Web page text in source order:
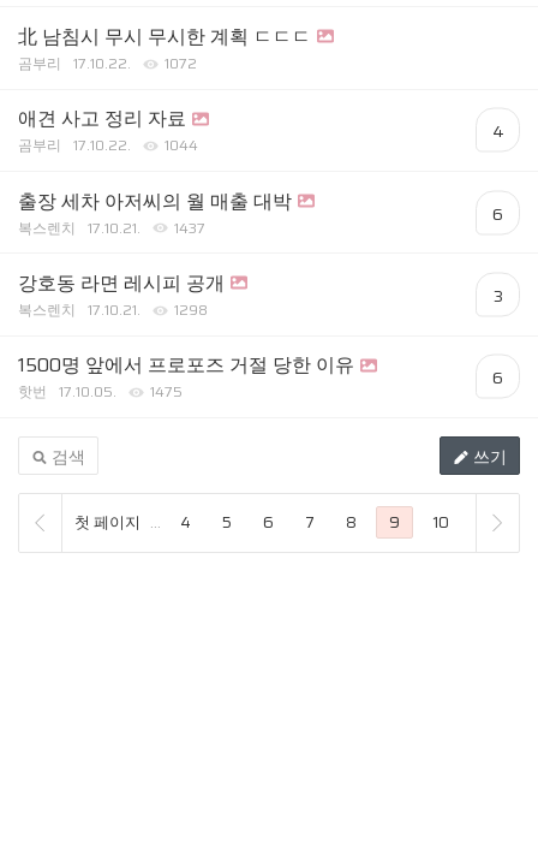
北 남침시 무시 무시한 계획 ㄷㄷㄷ
곰부리 17.10.22. 1072
애견 사고 정리 자료
곰부리 17.10.22. 1044
4
출장 세차 아저씨의 월 매출 대박
복스렌치 17.10.21. 1437
6
강호동 라면 레시피 공개
복스렌치 17.10.21. 1298
3
1500명 앞에서 프로포즈 거절 당한 이유
핫번 17.10.05. 1475
6
검색 쓰기
첫 페이지 ... 4 5 6 7 8 9 10